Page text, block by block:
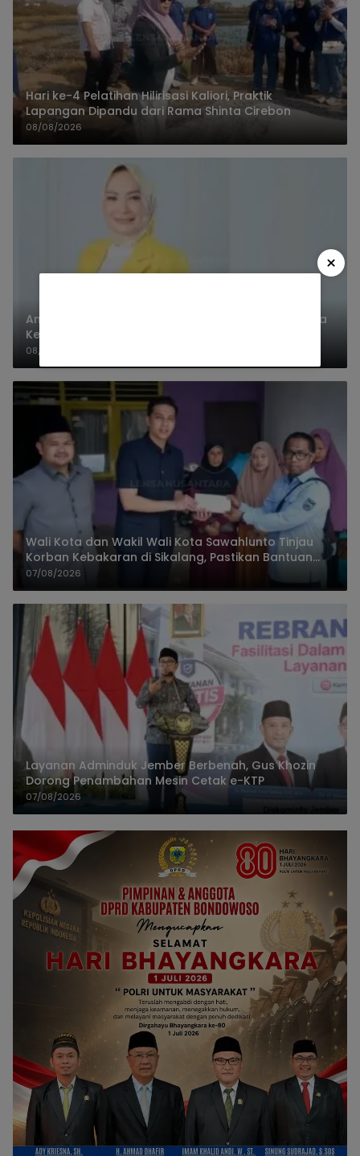
Hari ke-4 Pelatihan Hilirisasi Kaliori, Praktik
Lapangan Dipandu dari Rama Shinta Cirebon
08/08/2026
Anggota DPRD Ade Ruminah Buka Suara soal Bursa
Ketua Partai Golkar Pangandaran
08/08/2026
Wali Kota dan Wakil Wali Kota Sawahlunto Tinjau
Korban Kebakaran di Sikalang, Pastikan Bantuan
dan Perkuat Mitigasi Bencana
07/08/2026
Layanan Adminduk Jember Berbenah, Gus Khozin
Dorong Penambahan Mesin Cetak e-KTP
07/08/2026
×